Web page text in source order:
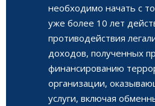
необходимо начать с
уже более 10 лет
противодействия
доходов, полученных
финансированию
организации,
услуги, включая